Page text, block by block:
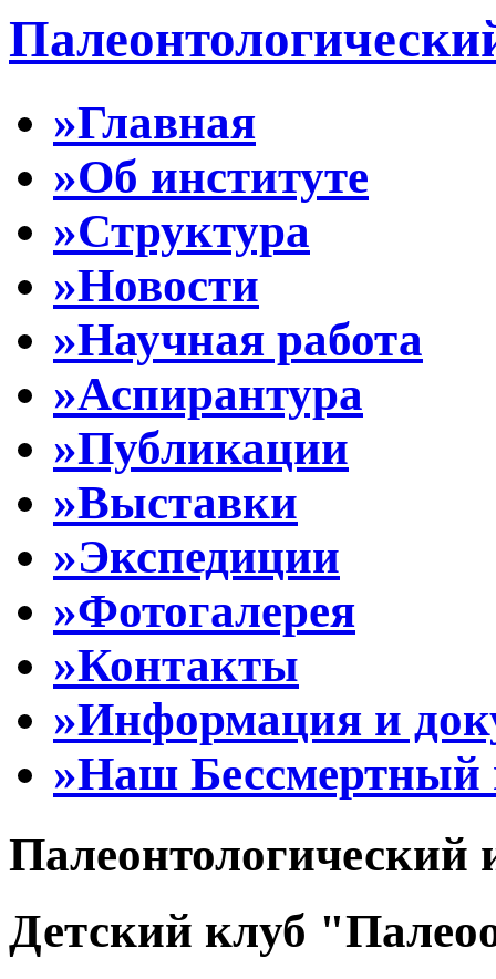
»Главная
»Об институте
»Структура
»Новости
»Научная работа
»Аспирантура
»Публикации
»Выставки
»Экспедиции
»Фотогалерея
»Контакты
»Информация и
»Наш Бессмертный
Палеонтологический
Детский клуб